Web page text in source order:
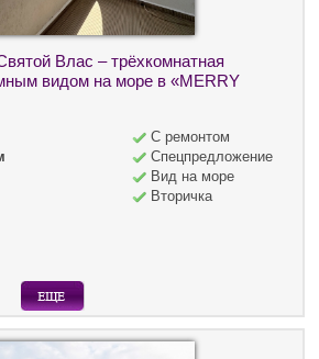
Влас – трёхкомнатная
видом на море в «MERRY
С ремонтом
Спецпредложение
Вид на море
Вторичка